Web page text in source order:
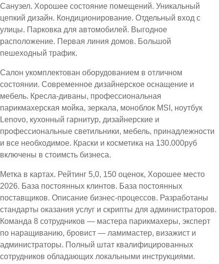
Санузел. Хорошее состояние помещений. Уникальный
цепкий дизайн. Кондиционирование. Отдельный вход с
улицы. Парковка для автомобилей. Выгодное
расположение. Первая линия домов. Большой
пешеходный трафик.
Салон укомплектован оборудованием в отличном
состоянии. Современное дизайнерское оснащение и
мебель. Кресла-диваны, профессиональная
парикмахерская мойка, зеркала, моноблок MSI, ноутбук
Lenovo, кухонный гарнитур, дизайнерские и
профессиональные светильники, мебель, принадлежности
и все необходимое. Краски и косметика на 130.000руб
включены в стоимсть бизнеса.
Метка в картах. Рейтинг 5,0, 150 оценок, Хорошее место
2026. База постоянных клинтов. База постоянных
поставщиков. Описание бизнес-процессов. Разработаны
стандарты оказания услуг и скрипты для администраторов.
Команда 8 сотрудников — мастера парикмахеры, эксперт
по наращиванию, бровист — ламимастер, визажист и
администраторы. Полный штат квалифицированных
сотрудников обладающих локальными инструкциями.